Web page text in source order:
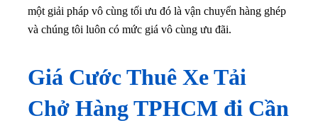
một giải pháp vô cùng tối ưu đó là vận chuyển hàng ghép
và chúng tôi luôn có mức giá vô cùng ưu đãi.
Giá Cước Thuê Xe Tải
Chở Hàng TPHCM đi Cần